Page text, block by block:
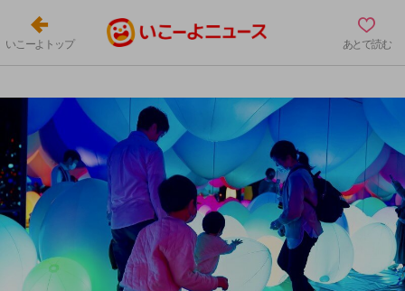
いこーよトップ あとで読む